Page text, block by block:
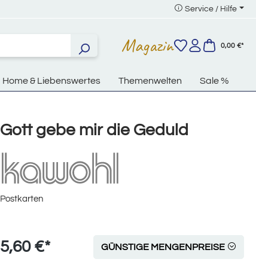
Service / Hilfe
Magazin 0,00 €*
Home & Liebenswertes Themenwelten Sale %
Gott gebe mir die Geduld
Postkarten
5,60 €* GÜNSTIGE MENGENPREISE